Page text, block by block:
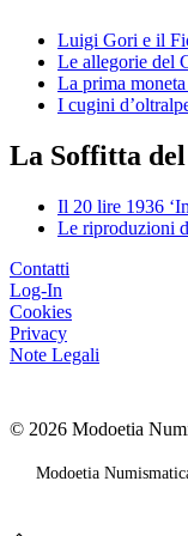
Luigi Gori e il
Le allegorie del
La prima
I cugini
La Soffitta
Il 20 lire 1936
Le riproduzioni
Contatti
Log-In
Cookies
Privacy
Note Legali
© 2026 Modoetia
Modoetia